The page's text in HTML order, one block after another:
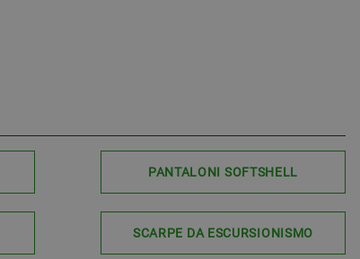
PANTALONI SOFTSHELL
SCARPE DA ESCURSIONISMO